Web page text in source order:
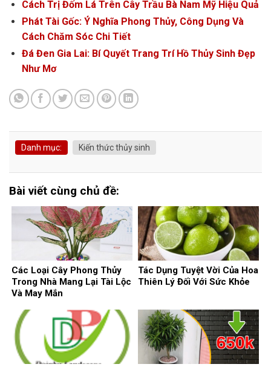
Cách Trị Đốm Lá Trên Cây Trầu Bà Nam Mỹ Hiệu Quả
Phát Tài Gốc: Ý Nghĩa Phong Thủy, Công Dụng Và
Cách Chăm Sóc Chi Tiết
Đá Đen Gia Lai: Bí Quyết Trang Trí Hồ Thủy Sinh Đẹp
Như Mơ
Danh mục: Kiến thức thủy sinh
Bài viết cùng chủ đề:
Các Loại Cây Phong Thủy
Trong Nhà Mang Lại Tài Lộc
Và May Mắn
Tác Dụng Tuyệt Vời Của Hoa
Thiên Lý Đối Với Sức Khỏe